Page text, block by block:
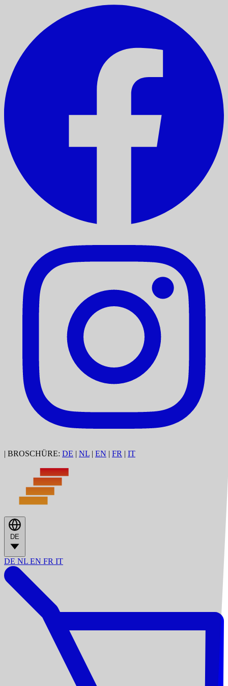
| BROSCHÜRE: DE | NL | EN | FR | IT
DE
DE NL EN FR IT